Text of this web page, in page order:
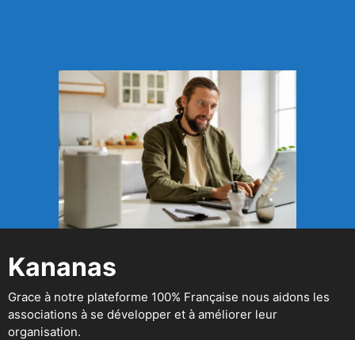
Kananas
Grace à notre plateforme 100% Française nous aidons les
associations à se développer et à améliorer leur
organisation.